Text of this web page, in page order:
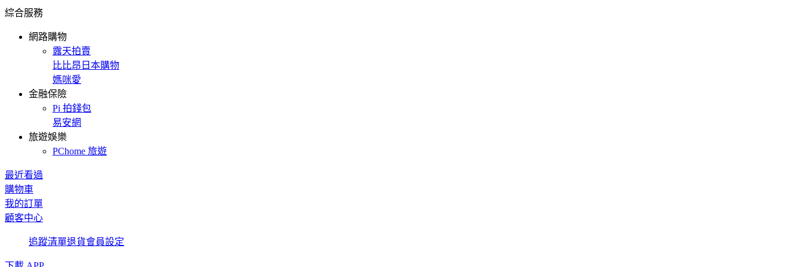
綜合服務
網路購物
露天拍賣
比比昂日本購物
媽咪愛
金融保險
Pi 拍錢包
易安網
旅遊娛樂
PChome 旅遊
最近看過
購物車
我的訂單
顧客中心
追蹤清單退貨會員設定